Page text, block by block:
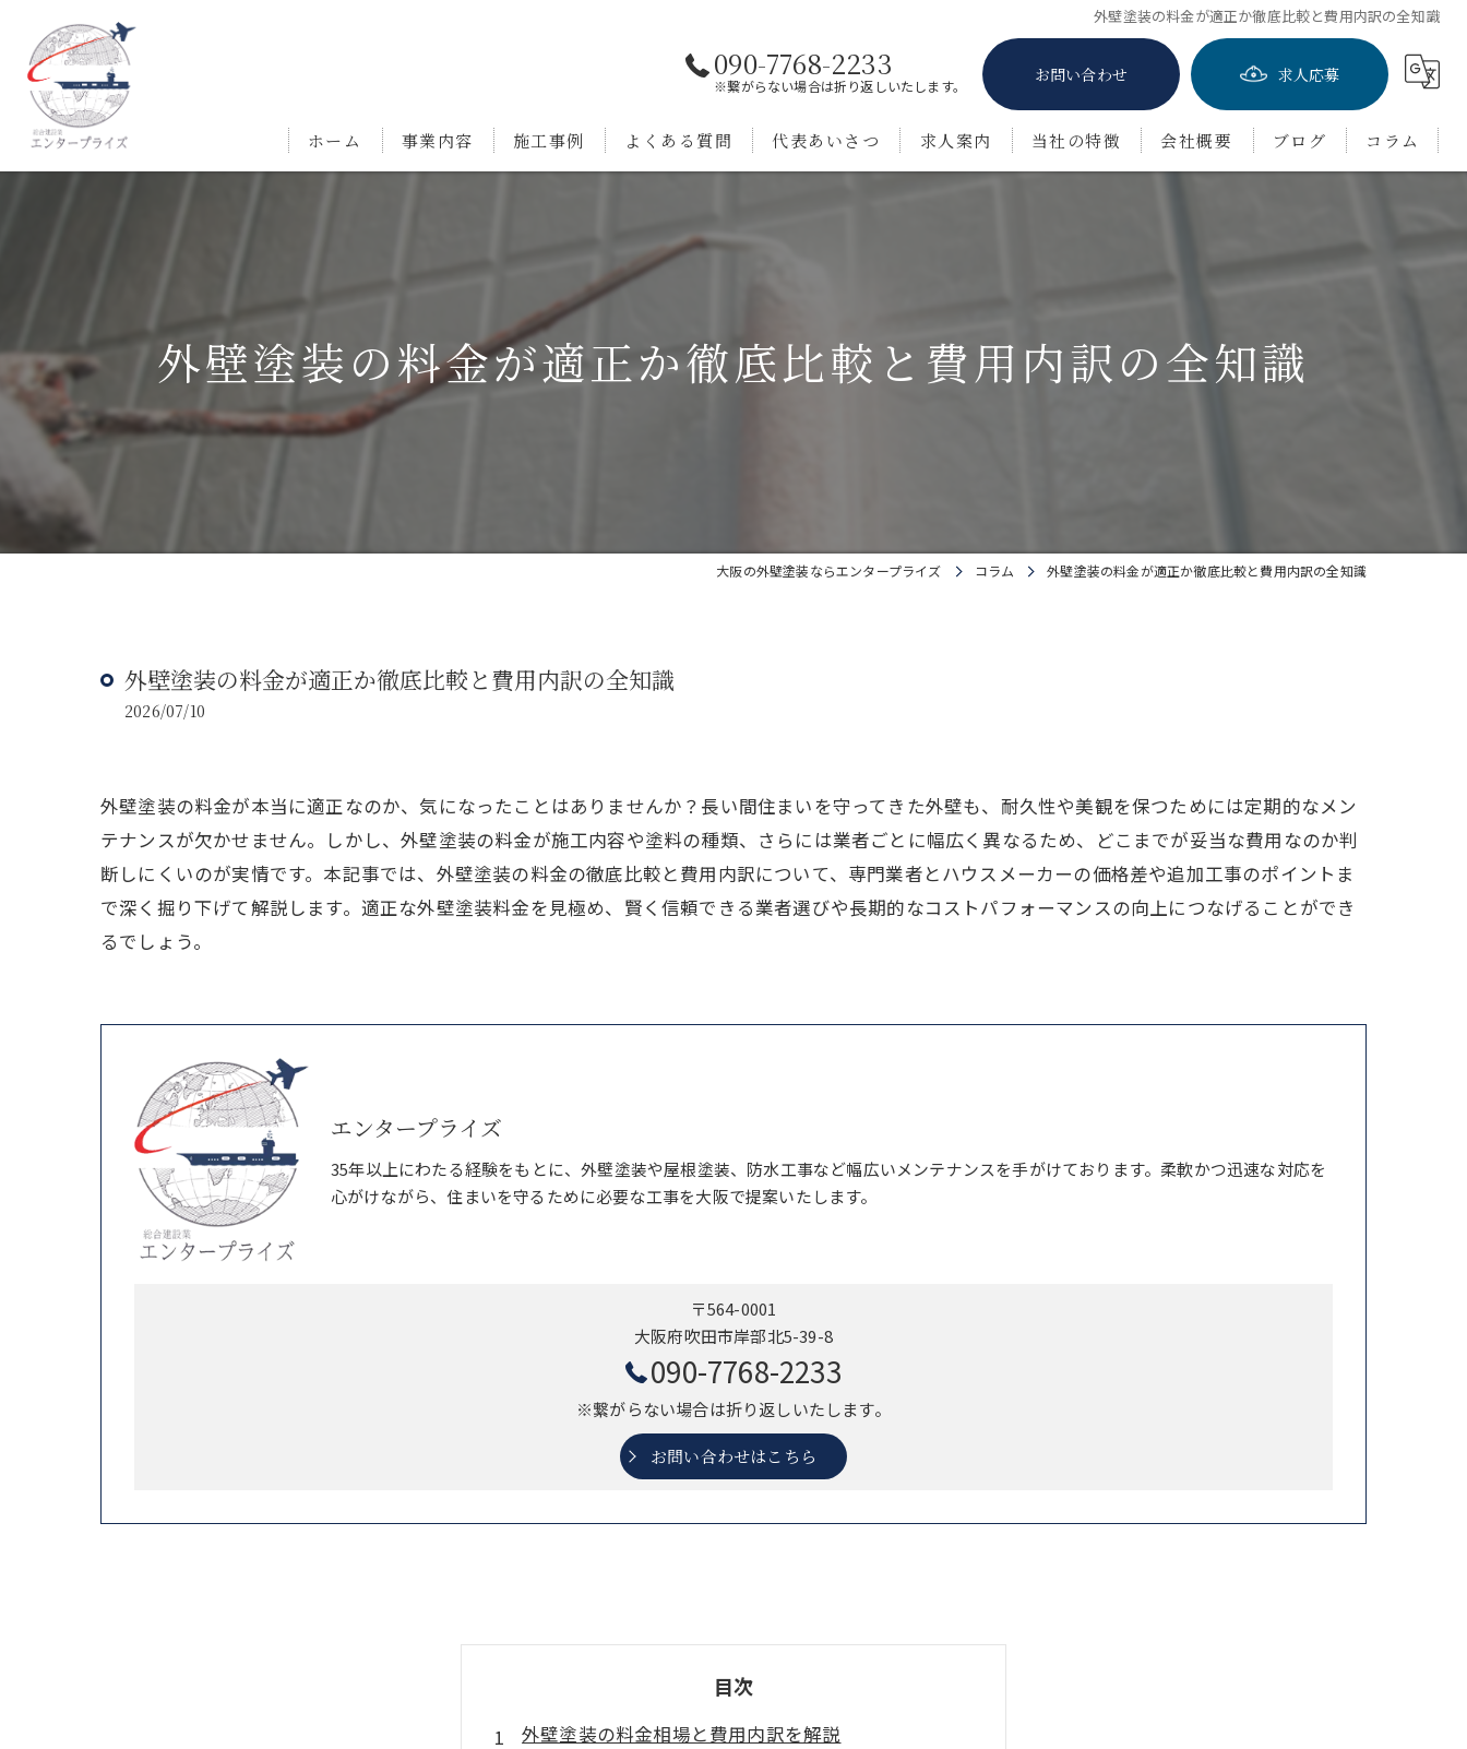
外壁塗装の料金が適正か徹底比較と費用内訳の全知識
090-7768-2233
※繋がらない場合は折り返しいたします。
お問い合わせ 求人応募
ホーム 事業内容 施工事例 よくある質問 代表あいさつ 求人案内 当社の特徴
豊中市の外壁塗装
会社概要 ブログ コラム
外壁塗装の料金が適正か徹底比較と費用内訳の全知識
大阪の外壁塗装ならエンタープライズ コラム 外壁塗装の料金が適正か徹底比較と費用内訳の全知識
外壁塗装の料金が適正か徹底比較と費用内訳の全知識
2026/07/10
外壁塗装の料金が本当に適正なのか、気になったことはありませんか？長い間住まいを守ってきた外壁も、耐久性や美観を保つためには定期的なメン
テナンスが欠かせません。しかし、外壁塗装の料金が施工内容や塗料の種類、さらには業者ごとに幅広く異なるため、どこまでが妥当な費用なのか判
断しにくいのが実情です。本記事では、外壁塗装の料金の徹底比較と費用内訳について、専門業者とハウスメーカーの価格差や追加工事のポイントま
で深く掘り下げて解説します。適正な外壁塗装料金を見極め、賢く信頼できる業者選びや長期的なコストパフォーマンスの向上につなげることができ
るでしょう。
エンタープライズ
35年以上にわたる経験をもとに、外壁塗装や屋根塗装、防水工事など幅広いメンテナンスを手がけております。柔軟かつ迅速な対応を
心がけながら、住まいを守るために必要な工事を大阪で提案いたします。
〒564-0001
大阪府吹田市岸部北5-39-8
090-7768-2233
※繋がらない場合は折り返しいたします。
お問い合わせはこちら
目次
外壁塗装の料金相場と費用内訳を解説